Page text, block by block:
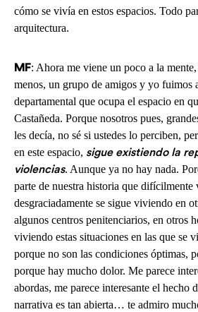
cómo se vivía en estos espacios. Todo
arquitectura.
MF: Ahora me viene un poco a la
menos, un grupo de amigos y yo fuimos
departamental que ocupa el espacio en
Castañeda. Porque nosotros pues,
les decía, no sé si ustedes lo perciben,
en este espacio, sigue existiendo la
violencias. Aunque ya no hay nada.
parte de nuestra historia que difícilmente
desgraciadamente se sigue viviendo en
algunos centros penitenciarios, en otros
viviendo estas situaciones en las que se
porque no son las condiciones óptimas,
porque hay mucho dolor. Me parece
abordas, me parece interesante el hecho
narrativa es tan abierta… te admiro